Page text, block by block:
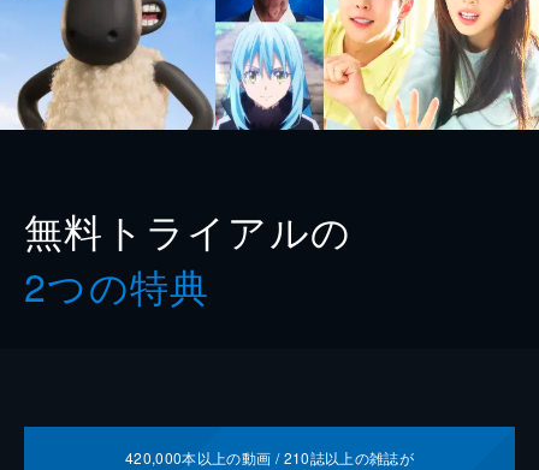
無料トライアルの
2つの特典
420,000本以上の動画 /210誌以上の雑誌が